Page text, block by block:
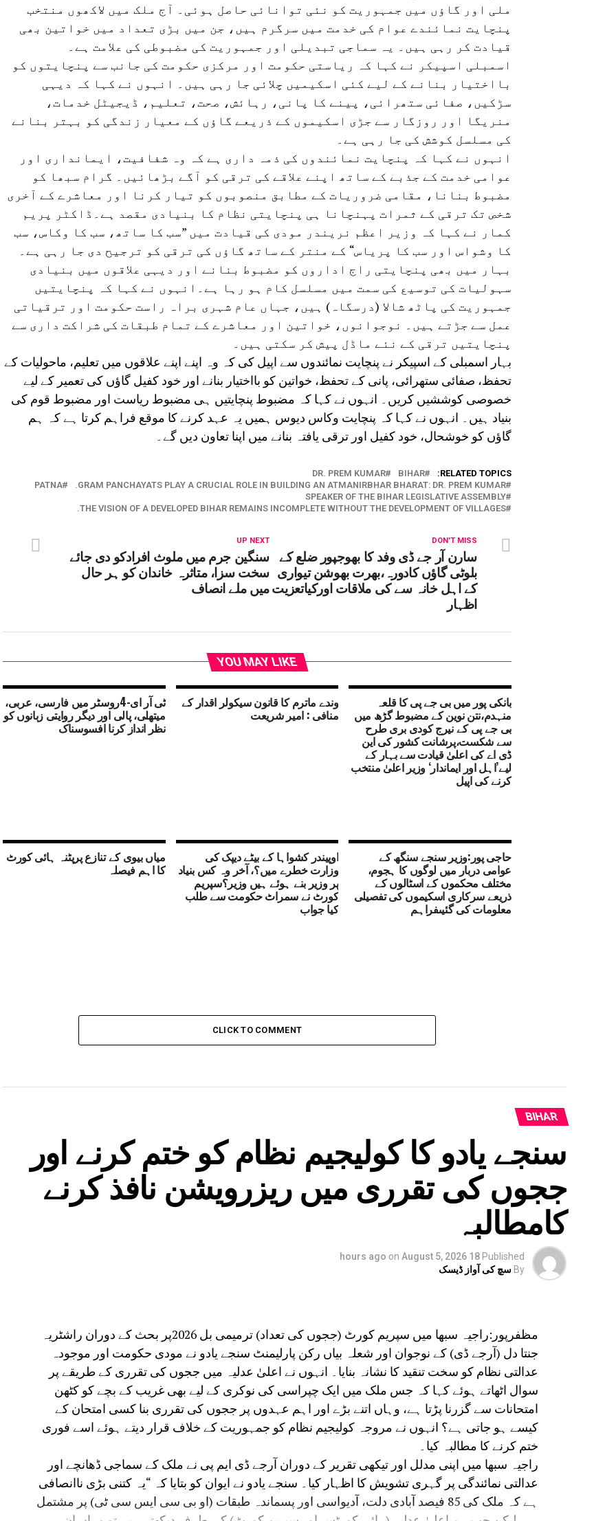
ملی اور گاؤں میں جمہوریت کو نئی توانائی حاصل ہوئی۔ آج ملک میں لاکھوں منتخب
پنچایت نمائندے عوام کی خدمت میں سرگرم ہیں، جن میں بڑی تعداد میں خواتین بھی
قیادت کر رہی ہیں۔ یہ سماجی تبدیلی اور جمہوریت کی مضبوطی کی علامت ہے۔
اسمبلی اسپیکر نے کہا کہ ریاستی حکومت اور مرکزی حکومت کی جانب سے پنچایتوں کو
بااختیار بنانے کے لیے کئی اسکیمیں چلائی جا رہی ہیں۔ انہوں نے کہا کہ دیہی
سڑکیں، صفائی ستھرائی، پینے کا پانی، رہائش، صحت، تعلیم، ڈیجیٹل خدمات،
منریگا اور روزگار سے جڑی اسکیموں کے ذریعے گاؤں کے معیار زندگی کو بہتر بنانے
کی مسلسل کوشش کی جا رہی ہے۔
انہوں نے کہا کہ پنچایت نمائندوں کی ذمہ داری ہے کہ وہ شفافیت، ایمانداری اور
عوامی خدمت کے جذبے کے ساتھ اپنے علاقے کی ترقی کو آگے بڑھائیں۔ گرام سبھا کو
مضبوط بنانا، مقامی ضروریات کے مطابق منصوبوں کو تیار کرنا اور معاشرے کے آخری
شخص تک ترقی کے ثمرات پہنچانا ہی پنچایتی نظام کا بنیادی مقصد ہے۔ڈاکٹر پریم
کمار نے کہا کہ وزیر اعظم نریندر مودی کی قیادت میں ”سب کا ساتھ، سب کا وکاس، سب
کا وشواس اور سب کا پریاس“ کے منتر کے ساتھ گاؤں کی ترقی کو ترجیح دی جا رہی ہے۔
بہار میں بھی پنچایتی راج اداروں کو مضبوط بنانے اور دیہی علاقوں میں بنیادی
سہولیات کی توسیع کی سمت میں مسلسل کام ہو رہا ہے۔انہوں نے کہا کہ پنچایتیں
جمہوریت کی پاٹھ شالا (درسگاہ) ہیں، جہاں عام شہری براہ راست حکومت اور ترقیاتی
عمل سے جڑتے ہیں۔ نوجوانوں، خواتین اور معاشرے کے تمام طبقات کی شراکت داری سے
پنچایتیں ترقی کے نئے ماڈل پیش کر سکتی ہیں۔
بہار اسمبلی کے اسپیکر نے پنچایت نمائندوں سے اپیل کی کہ وہ اپنے اپنے علاقوں میں تعلیم، ماحولیات کے
تحفظ، صفائی ستھرائی، پانی کے تحفظ، خواتین کو بااختیار بنانے اور خود کفیل گاؤں کی تعمیر کے لیے
خصوصی کوششیں کریں۔ انہوں نے کہا کہ مضبوط پنچایتیں ہی مضبوط ریاست اور مضبوط قوم کی
بنیاد ہیں۔ انہوں نے کہا کہ پنچایت وکاس دیوس ہمیں یہ عہد کرنے کا موقع فراہم کرتا ہے کہ ہم
گاؤں کو خوشحال، خود کفیل اور ترقی یافتہ بنانے میں اپنا تعاون دیں گے۔
RELATED TOPICS:
BIHAR
DR. PREM KUMAR
GRAM PANCHAYATS PLAY A CRUCIAL ROLE IN BUILDING AN ATMANIRBHAR BHARAT: DR. PREM KUMAR.
PATNA
SPEAKER OF THE BIHAR LEGISLATIVE ASSEMBLY
THE VISION OF A DEVELOPED BIHAR REMAINS INCOMPLETE WITHOUT THE DEVELOPMENT OF VILLAGES.
UP NEXT
سنگین جرم میں ملوث افرادکو دی جائے
سخت سزا، متاثرہ خاندان کو ہر حال
میں ملے انصاف
DON'T MISS
سارن آر جے ڈی وفد کا بھوجپور ضلع کے
بلوٹی گاؤں کادورہ،بھرت بھوشن تیواری
کے اہل خانہ سے کی ملاقات اورکیاتعزیت
اظہار
YOU MAY LIKE
بانکی پور میں بی جے پی کا قلعہ
منہدم،نتن نوین کے مضبوط گڑھ میں
بی جے پی کے نیرج کودی بری طرح
سے شکست،پرشانت کشور کی این
ڈی اے کی اعلیٰ قیادت سے بہار کے
لیے’اہل اور ایماندار‘ وزیر اعلیٰ منتخب
کرنے کی اپیل
وندے ماترم کا قانون سیکولر اقدار کے
منافی : امیر شریعت
ٹی آر ای-4روسٹر میں فارسی، عربی،
میتھلی، پالی اور دیگر روایتی زبانوں کو
نظر انداز کرنا افسوسناک
حاجی پور:وزیر سنجے سنگھ کے
عوامی دربار میں لوگوں کا ہجوم،
مختلف محکموں کے اسٹالوں کے
ذریعے سرکاری اسکیموں کی تفصیلی
معلومات کی گئیںفراہم
اوپیندر کشواہا کے بیٹے دیپک کی
وزارت خطرے میں؟، آخر وہ کس بنیاد
پر وزیر بنے ہوئے ہیں وزیر؟سپریم
کورٹ نے سمراٹ حکومت سے طلب
کیا جواب
میاں بیوی کے تنازع پرپٹنہ ہائی کورٹ
کا اہم فیصلہ
CLICK TO COMMENT
BIHAR
سنجے یادو کا کولیجیم نظام کو ختم کرنے اور
ججوں کی تقرری میں ریزرویشن نافذ کرنے
کامطالبہ
Published
18 hours ago
on August 5, 2026
By سچ کی آواز ڈیسک
مظفرپور:راجیہ سبھا میں سپریم کورٹ (ججوں کی تعداد) ترمیمی بل 2026پر بحث کے دوران راشٹریہ
جنتا دل (آرجے ڈی) کے نوجوان اور شعلہ بیاں رکن پارلیمنٹ سنجے یادو نے مودی حکومت اور موجودہ
عدالتی نظام کو سخت تنقید کا نشانہ بنایا۔ انہوں نے اعلیٰ عدلیہ میں ججوں کی تقرری کے طریقے پر
سوال اٹھاتے ہوئے کہا کہ جس ملک میں ایک چپراسی کی نوکری کے لیے بھی غریب کے بچے کو کٹھن
امتحانات سے گزرنا پڑتا ہے، وہاں اتنے بڑے اور اہم عہدوں پر ججوں کی تقرری بنا کسی امتحان کے
کیسے ہو جاتی ہے؟ انہوں نے مروجہ کولیجیم نظام کو جمہوریت کے خلاف قرار دیتے ہوئے اسے فوری
ختم کرنے کا مطالبہ کیا۔
راجیہ سبھا میں اپنی مدلل اور تیکھی تقریر کے دوران آرجے ڈی ایم پی نے ملک کے سماجی ڈھانچے اور
عدالتی نمائندگی پر گہری تشویش کا اظہار کیا۔ سنجے یادو نے ایوان کو بتایا کہ “یہ کتنی بڑی ناانصافی
ہے کہ ملک کی 85 فیصد آبادی دلت، آدیواسی اور پسماندہ طبقات (او بی سی ایس سی ٹی) پر مشتمل